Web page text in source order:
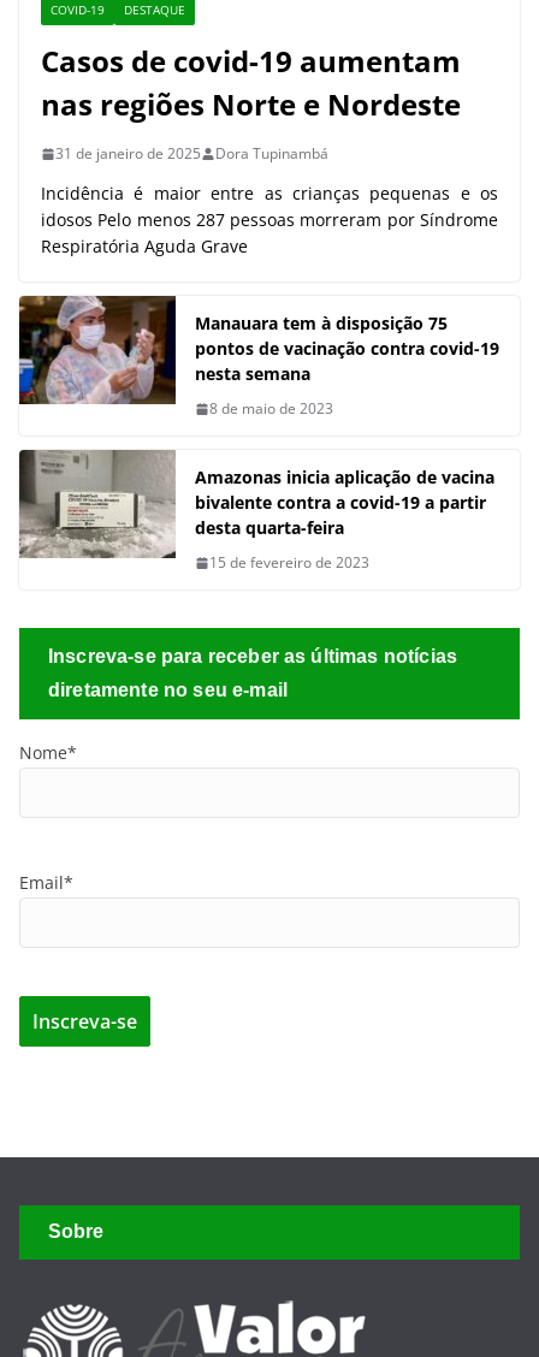
COVID-19 DESTAQUE
Casos de covid-19 aumentam
nas regiões Norte e Nordeste
31 de janeiro de 2025 Dora Tupinambá
Incidência é maior entre as crianças pequenas e os
idosos Pelo menos 287 pessoas morreram por Síndrome
Respiratória Aguda Grave
Manauara tem à disposição 75
pontos de vacinação contra covid-19
nesta semana
8 de maio de 2023
Amazonas inicia aplicação de vacina
bivalente contra a covid-19 a partir
desta quarta-feira
15 de fevereiro de 2023
Inscreva-se para receber as últimas notícias
diretamente no seu e-mail
Nome*
Email*
Sobre